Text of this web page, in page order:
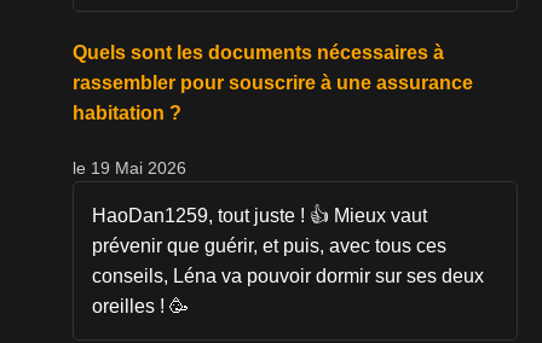
Quels sont les documents nécessaires à
rassembler pour souscrire à une assurance
habitation ?
le 19 Mai 2026
HaoDan1259, tout juste ! 👍 Mieux vaut
prévenir que guérir, et puis, avec tous ces
conseils, Léna va pouvoir dormir sur ses deux
oreilles ! 🥳